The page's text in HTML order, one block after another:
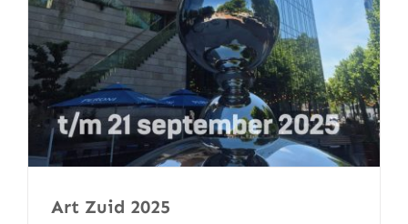
Art Zuid 2025